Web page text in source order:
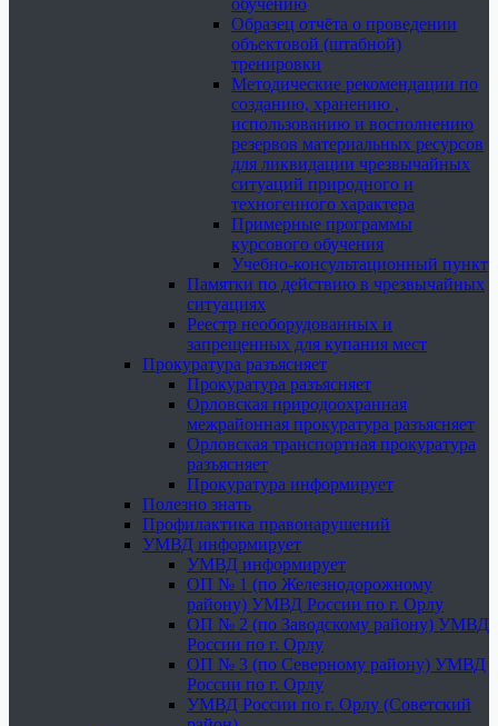
обучению
Образец отчёта о проведении
объектовой (штабной)
тренировки
Методические рекомендации по
созданию, хранению ,
использованию и восполнению
резервов материальных ресурсов
для ликвидации чрезвычайных
ситуаций природного и
техногенного характера
Примерные программы
курсового обучения
Учебно-консультационный пункт
Памятки по действию в чрезвычайных
ситуациях
Реестр необорудованных и
запрещенных для купания мест
Прокуратура разъясняет
Прокуратура разъясняет
Орловская природоохранная
межрайонная прокуратура разъясняет
Орловская транспортная прокуратура
разъясняет
Прокуратура информирует
Полезно знать
Профилактика правонарушений
УМВД информирует
УМВД информирует
ОП № 1 (по Железнодорожному
району) УМВД России по г. Орлу
ОП № 2 (по Заводскому району) УМВД
России по г. Орлу
ОП № 3 (по Северному району) УМВД
России по г. Орлу
УМВД России по г. Орлу (Советский